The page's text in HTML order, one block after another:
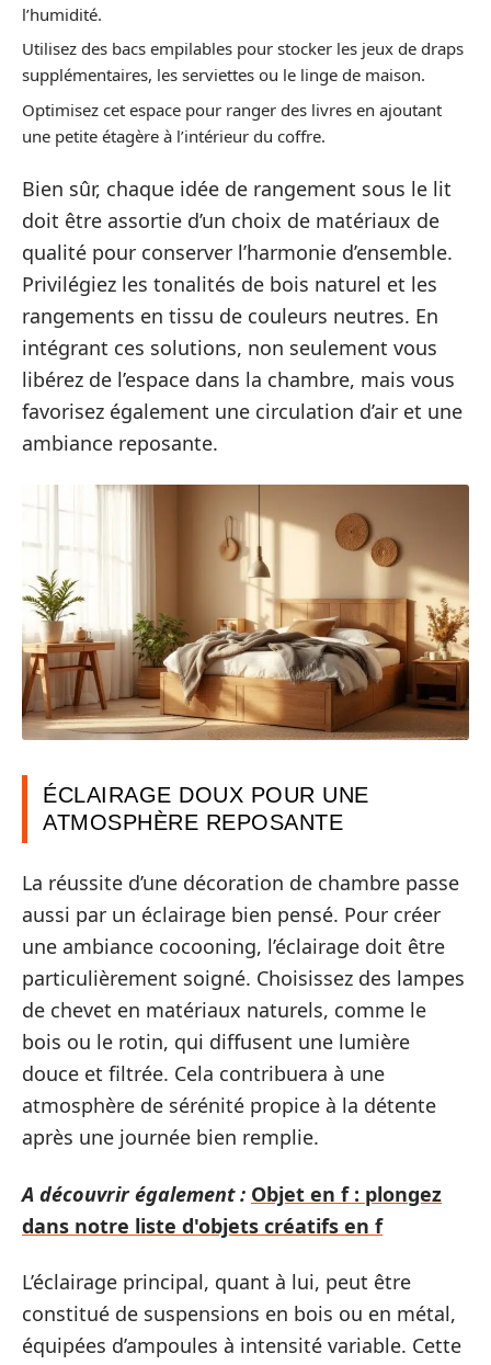
l’humidité.
Utilisez des bacs empilables pour stocker les jeux de draps
supplémentaires, les serviettes ou le linge de maison.
Optimisez cet espace pour ranger des livres en ajoutant
une petite étagère à l’intérieur du coffre.
Bien sûr, chaque idée de rangement sous le lit
doit être assortie d’un choix de matériaux de
qualité pour conserver l’harmonie d’ensemble.
Privilégiez les tonalités de bois naturel et les
rangements en tissu de couleurs neutres. En
intégrant ces solutions, non seulement vous
libérez de l’espace dans la chambre, mais vous
favorisez également une circulation d’air et une
ambiance reposante.
ÉCLAIRAGE DOUX POUR UNE
ATMOSPHÈRE REPOSANTE
La réussite d’une décoration de chambre passe
aussi par un éclairage bien pensé. Pour créer
une ambiance cocooning, l’éclairage doit être
particulièrement soigné. Choisissez des lampes
de chevet en matériaux naturels, comme le
bois ou le rotin, qui diffusent une lumière
douce et filtrée. Cela contribuera à une
atmosphère de sérénité propice à la détente
après une journée bien remplie.
A découvrir également : Objet en f : plongez
dans notre liste d'objets créatifs en f
L’éclairage principal, quant à lui, peut être
constitué de suspensions en bois ou en métal,
équipées d’ampoules à intensité variable. Cette